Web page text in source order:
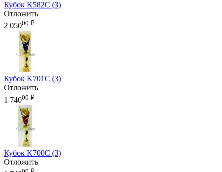
Кубок K582C (3)
Отложить
2 05000 ₽
Кубок K701C (3)
Отложить
1 74000 ₽
Кубок K700C (3)
Отложить